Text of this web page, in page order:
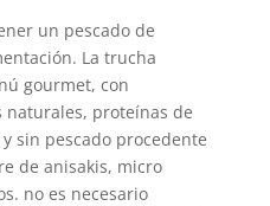
un pescado de
La trucha
gourmet, con
proteínas de
sin pescado procedente
de anisakis, micro
no es necesario